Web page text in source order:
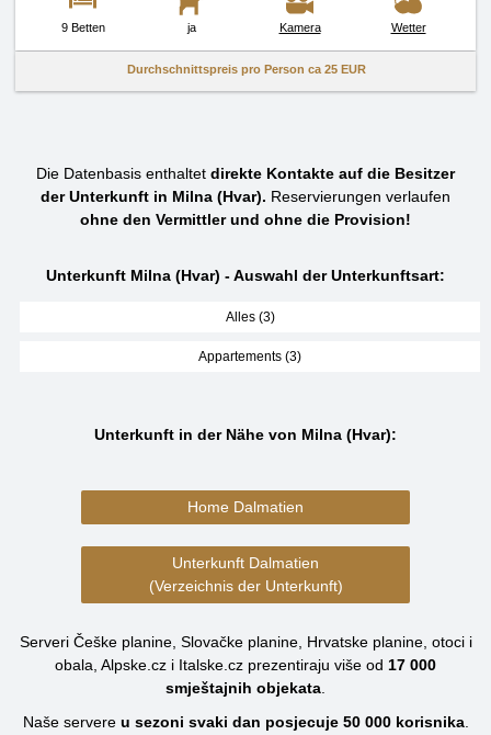
9 Betten ja Kamera Wetter
Durchschnittspreis pro Person ca 25 EUR
Die Datenbasis enthaltet direkte Kontakte auf die Besitzer
der Unterkunft in Milna (Hvar). Reservierungen verlaufen
ohne den Vermittler und ohne die Provision!
Unterkunft Milna (Hvar) - Auswahl der Unterkunftsart:
Alles (3)
Appartements (3)
Unterkunft in der Nähe von Milna (Hvar):
Home Dalmatien
Unterkunft Dalmatien
(Verzeichnis der Unterkunft)
Serveri Češke planine, Slovačke planine, Hrvatske planine, otoci i
obala, Alpske.cz i Italske.cz prezentiraju više od 17 000
smještajnih objekata
Naše servere u sezoni svaki dan posjecuje 50 000korisnika.